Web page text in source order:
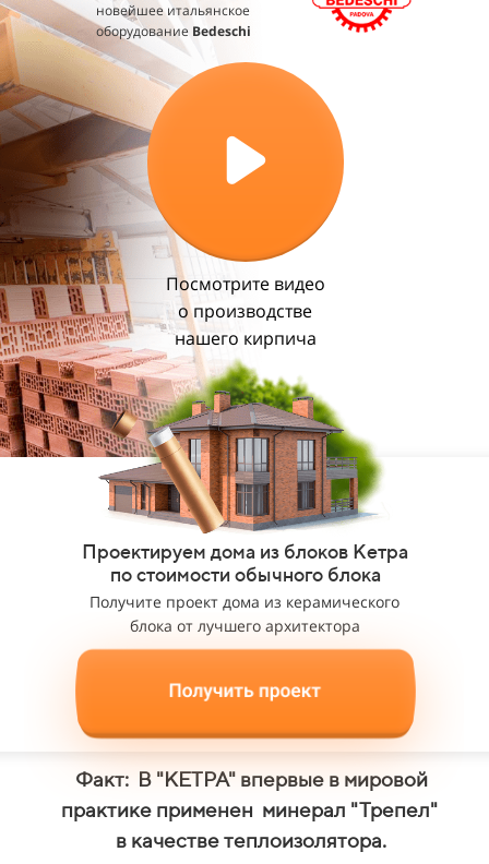
Посмотрите видео
о производстве
нашего кирпича
новейшее итальянское
оборудование Bedesсhi
Проектируем дома из блоков Кетра
по стоимости обычного блока
Получите проект дома из керамического
блока от лучшего архитектора
Факт: В "КЕТРА" впервые в мировой
практике применен минерал "Трепел"
в качестве теплоизолятора.